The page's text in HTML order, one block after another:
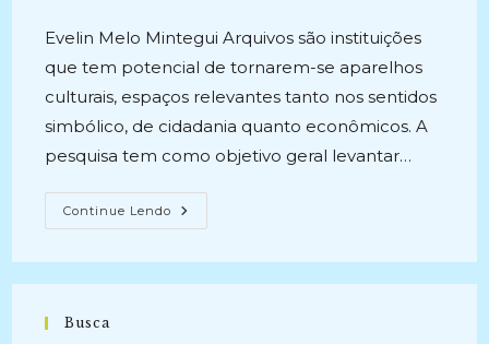
Evelin Melo Mintegui Arquivos são instituições
que tem potencial de tornarem-se aparelhos
culturais, espaços relevantes tanto nos sentidos
simbólico, de cidadania quanto econômicos. A
pesquisa tem como objetivo geral levantar…
Continue Lendo OS
ARQUIVOS
CULTURA
Busca